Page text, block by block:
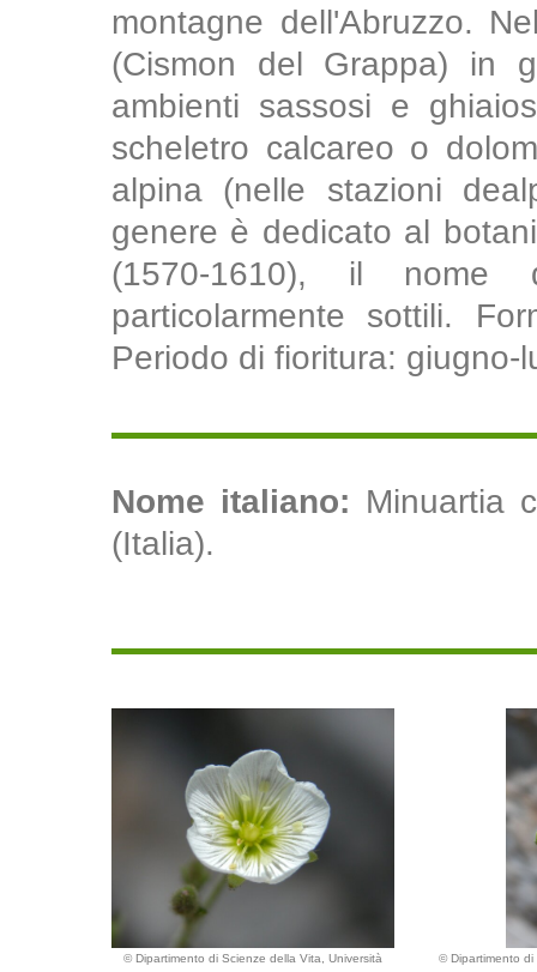
montagne dell'Abruzzo.
(Cismon del Grappa) in
ambienti sassosi e
scheletro calcareo o
alpina (nelle stazioni
genere è dedicato al
(1570-1610), il nome
particolarmente sottili.
Periodo di fioritura: giugno-
Nome italiano: Minuartia
(Italia).
© Dipartimento di Scienze della Vita, Università
© Dipartimento